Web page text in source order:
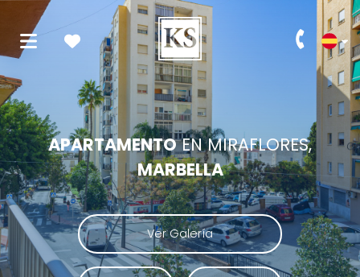
APARTAMENTOEN MIRAFLORES,
MARBELLA
Ver Galería